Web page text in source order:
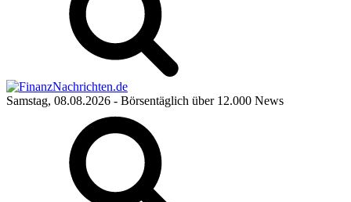
Samstag, 08.08.2026 - Börsentäglich über 12.000 News